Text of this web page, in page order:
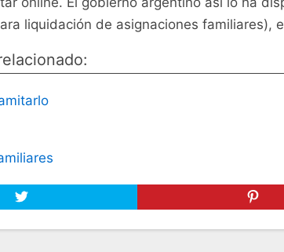
liquidación de asignaciones familiares),